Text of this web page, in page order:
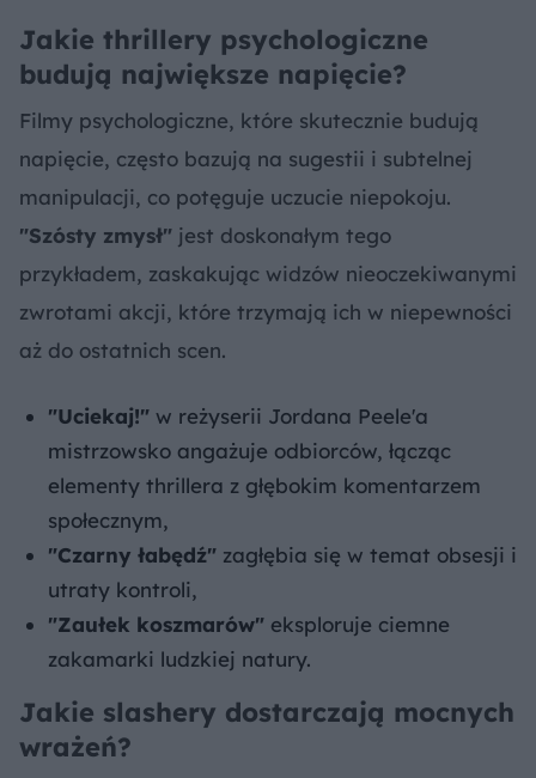
Jakie thrillery psychologiczne
budują największe napięcie?
Filmy psychologiczne, które skutecznie budują
napięcie, często bazują na sugestii i subtelnej
manipulacji, co potęguje uczucie niepokoju.
"Szósty zmysł" jest doskonałym tego
przykładem, zaskakując widzów nieoczekiwanymi
zwrotami akcji, które trzymają ich w niepewności
aż do ostatnich scen.
"Uciekaj!" w reżyserii Jordana Peele'a
mistrzowsko angażuje odbiorców, łącząc
elementy thrillera z głębokim komentarzem
społecznym,
"Czarny łabędź" zagłębia się w temat obsesji i
utraty kontroli,
"Zaułek koszmarów" eksploruje ciemne
zakamarki ludzkiej natury.
Jakie slashery dostarczają mocnych
wrażeń?